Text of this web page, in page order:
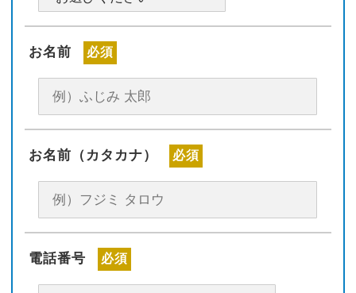
お名前 必須
お名前（カタカナ） 必須
電話番号 必須